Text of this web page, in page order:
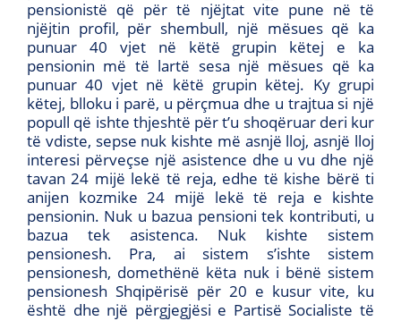
pensionistë që për të njëjtat vite pune në të
njëjtin profil, për shembull, një mësues që ka
punuar 40 vjet në këtë grupin këtej e ka
pensionin më të lartë sesa një mësues që ka
punuar 40 vjet në këtë grupin këtej. Ky grupi
këtej, blloku i parë, u përçmua dhe u trajtua si një
popull që ishte thjeshtë për t’u shoqëruar deri kur
të vdiste, sepse nuk kishte më asnjë lloj, asnjë lloj
interesi përveçse një asistence dhe u vu dhe një
tavan 24 mijë lekë të reja, edhe të kishe bërë ti
anijen kozmike 24 mijë lekë të reja e kishte
pensionin. Nuk u bazua pensioni tek kontributi, u
bazua tek asistenca. Nuk kishte sistem
pensionesh. Pra, ai sistem s’ishte sistem
pensionesh, domethënë këta nuk i bënë sistem
pensionesh Shqipërisë për 20 e kusur vite, ku
është dhe një përgjegjësi e Partisë Socialiste të